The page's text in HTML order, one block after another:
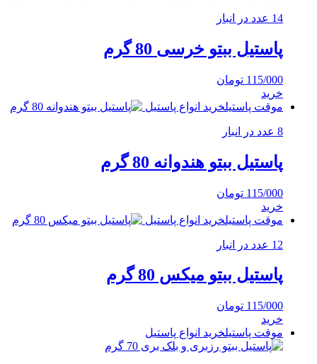
14 عدد در انبار
پاستیل ببتو خرسی 80 گرم
115/000 تومان
خرید
موقت پاستیلخرید انواع پاستیل
8 عدد در انبار
پاستیل ببتو هندوانه 80 گرم
115/000 تومان
خرید
موقت پاستیلخرید انواع پاستیل
12 عدد در انبار
پاستیل ببتو میکس 80 گرم
115/000 تومان
خرید
موقت پاستیلخرید انواع پاستیل